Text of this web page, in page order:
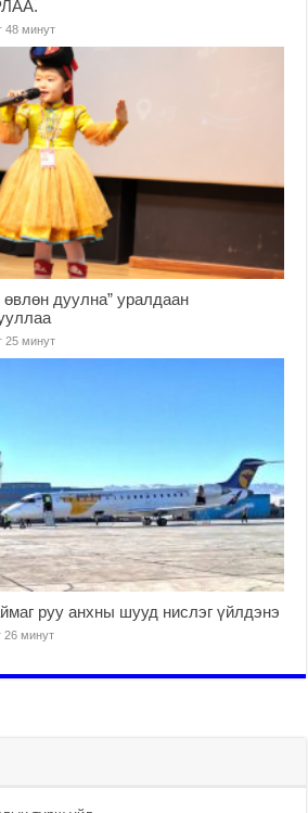
48 минут
дуулна” уралдаан
25 минут
руу анхны шууд нислэг үйлдэнэ
26 минут